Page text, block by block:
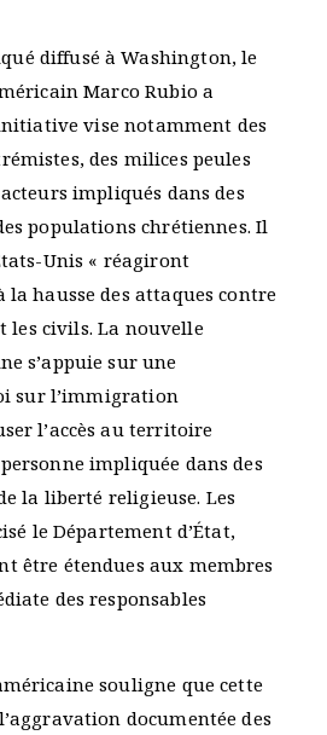
diffusé à Washington, le
Marco Rubio a
vise notamment des
des milices peules
impliqués dans des
populations chrétiennes. Il
Unis « réagiront
la hausse des attaques contre
les civils. La nouvelle
s’appuie sur une
sur l’immigration
l’accès au territoire
impliquée dans des
la liberté religieuse. Les
le Département d’État,
être étendues aux membres
des responsables
souligne que cette
documentée des